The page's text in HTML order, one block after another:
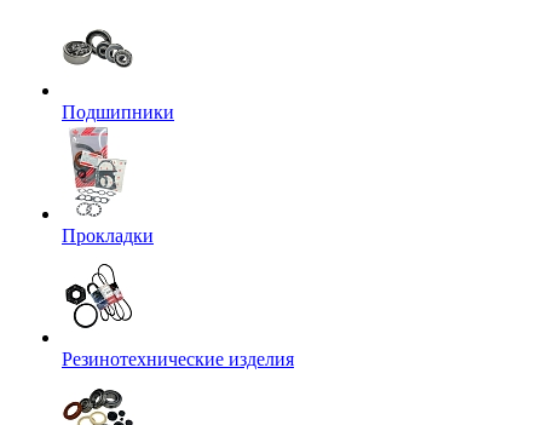
Подшипники
Прокладки
Резинотехнические изделия